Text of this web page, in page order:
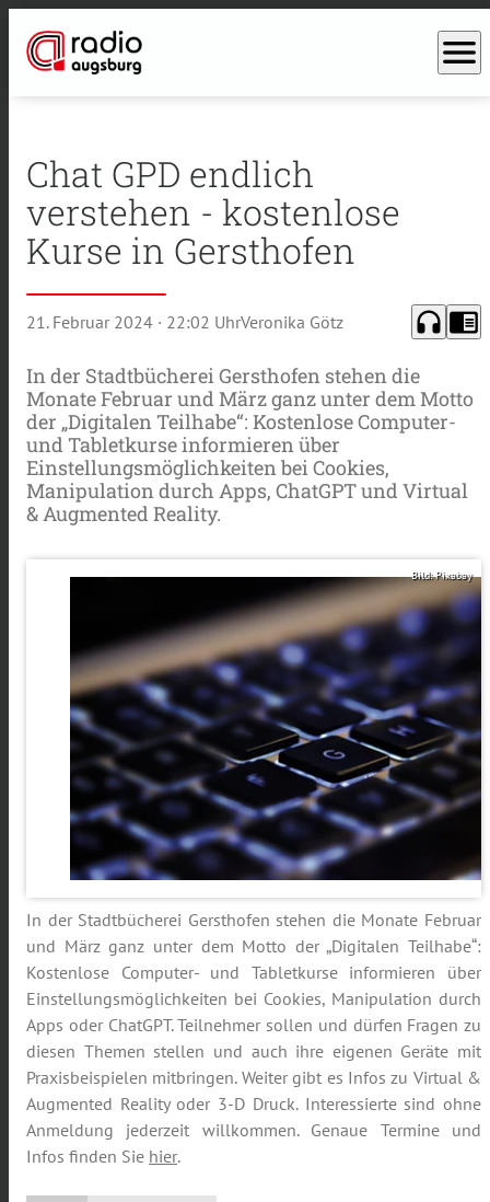
menu
Chat GPD endlich
verstehen - kostenlose
Kurse in Gersthofen
21. Februar 2024 · 22:02 UhrVeronika Götz headphones chrome_reader_mode
In der Stadtbücherei Gersthofen stehen die
Monate Februar und März ganz unter dem Motto
der „Digitalen Teilhabe“: Kostenlose Computer-
und Tabletkurse informieren über
Einstellungsmöglichkeiten bei Cookies,
Manipulation durch Apps, ChatGPT und Virtual
& Augmented Reality.
Bild: Pixabay
In der Stadtbücherei Gersthofen stehen die Monate Februar
und März ganz unter dem Motto der „Digitalen Teilhabe“:
Kostenlose Computer- und Tabletkurse informieren über
Einstellungsmöglichkeiten bei Cookies, Manipulation durch
Apps oder ChatGPT. Teilnehmer sollen und dürfen Fragen zu
diesen Themen stellen und auch ihre eigenen Geräte mit
Praxisbeispielen mitbringen. Weiter gibt es Infos zu Virtual &
Augmented Reality oder 3-D Druck. Interessierte sind ohne
Anmeldung jederzeit willkommen. Genaue Termine und
Infos finden Sie hier.